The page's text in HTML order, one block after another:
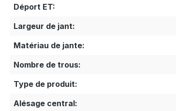
Déport ET:
Largeur de jant:
Matériau de jante:
Nombre de trous:
Type de produit:
Alésage central: